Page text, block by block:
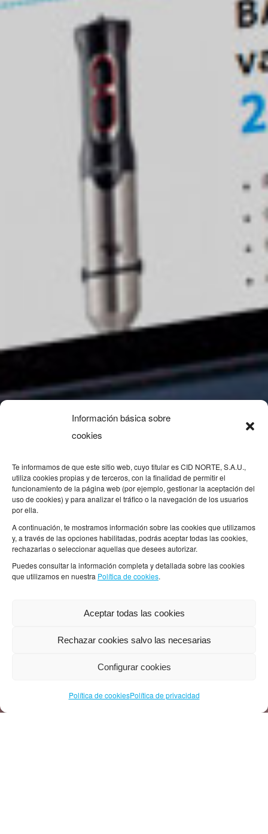
Información básica sobre
cookies
Te informamos de que este sitio web, cuyo titular es CID NORTE, S.A.U.,
utiliza cookies propias y de terceros, con la finalidad de permitir el
funcionamiento de la página web (por ejemplo, gestionar la aceptación del
uso de cookies) y para analizar el tráfico o la navegación de los usuarios
por ella.
A continuación, te mostramos información sobre las cookies que utilizamos
y, a través de las opciones habilitadas, podrás aceptar todas las cookies,
rechazarlas o seleccionar aquellas que desees autorizar.
Puedes consultar la información completa y detallada sobre las cookies
que utilizamos en nuestra Política de cookies.
Aceptar todas las cookies
Rechazar cookies salvo las necesarias
Configurar cookies
Política de cookiesPolítica de privacidad